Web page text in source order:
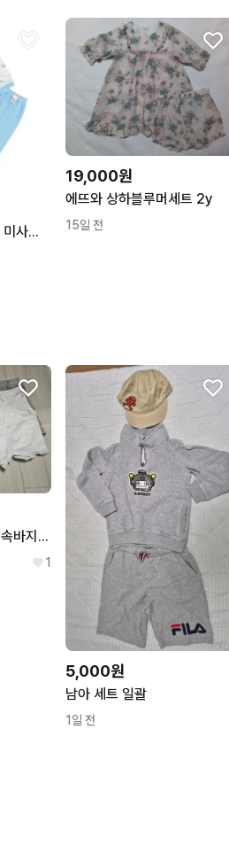
신생아 내의75사이즈 미사용 출산용품
19,000원
에뜨와 상하블루머세트 2y
15일 전
100사이즈 유아 여아 속바지 반바지일괄.
1
5,000원
남아 세트 일괄
1일 전